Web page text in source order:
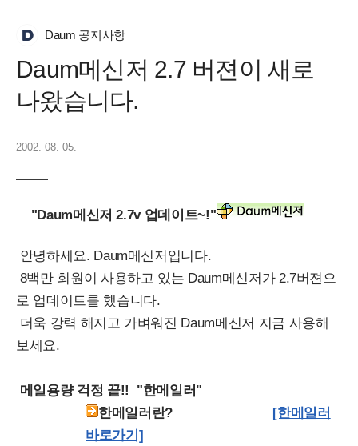
Daum 공지사항
Daum메신저 2.7 버젼이 새로
나왔습니다.
2002. 08. 05.
"Daum메신저 2.7v 업데이트~!"
안녕하세요. Daum메신저입니다.
8백만 회원이 사용하고 있는 Daum메신저가 2.7버젼으
로 업데이트를 했습니다.
더욱 강력 해지고 가벼워진 Daum메신저 지금 사용해
보세요.
메일용량 걱정 끝!! "한메일러"
한메일러란?
[한메일러
바로가기]